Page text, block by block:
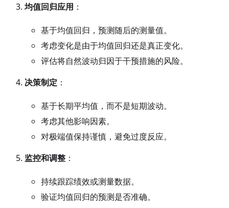
均值回归应用 ：
基于均值回归，预测随后的测量值。
考虑变化是由于均值回归还是真正变化。
评估将自然波动归因于干预措施的风险。
决策制定 ：
基于长期平均值，而不是短期波动。
考虑其他影响因素。
对极端值保持谨慎，避免过度反应。
监控和调整 ：
持续跟踪绩效或测量数据。
验证均值回归的预测是否准确。